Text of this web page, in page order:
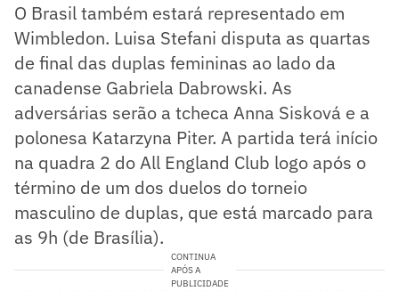
O Brasil também estará representado em
Wimbledon. Luisa Stefani disputa as quartas
de final das duplas femininas ao lado da
canadense Gabriela Dabrowski. As
adversárias serão a tcheca Anna Sisková e a
polonesa Katarzyna Piter. A partida terá início
na quadra 2 do All England Club logo após o
término de um dos duelos do torneio
masculino de duplas, que está marcado para
as 9h (de Brasília).
CONTINUA
APÓS A
PUBLICIDADE